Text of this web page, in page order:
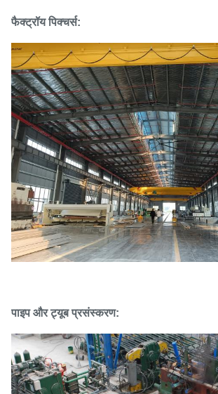
फैक्ट्रॉय पिक्चर्स:
पाइप और ट्यूब प्रसंस्करण: